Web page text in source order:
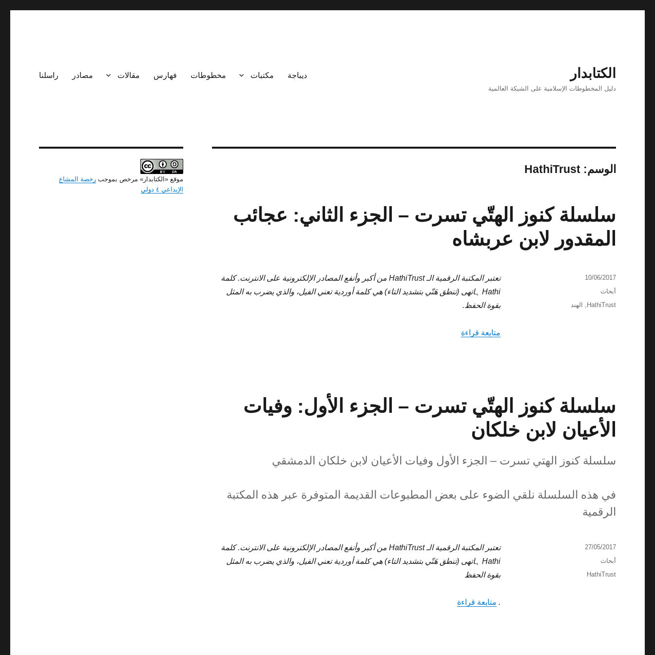
الكتابدار
دليل المخطوطات الإسلامية على الشبكة العالمية
ديباجة مكتبات مخطوطات فهارس مقالات مصادر راسلنا
الوسم:HathiTrust
سلسلة كنوز الهتّي تسرت – الجزء الثاني: عجائب
المقدور لابن عربشاه
تعتبر المكتبة الرقمية الـ HathiTrust من أكبر وأنفع المصادر الإلكترونية على الانترنت. كلمة
Hathi ہاتھی (تنطق هَتّي بتشديد التاء) هي كلمة أوردية تعني الفيل، والذي يضرب به المثل
بقوة الحفظ.
متابعة قراءة“سلسلة كنوز الهتّي تسرت – الجزء الثاني: عجائب المقدور لابن عربشاه”
نُشرت
في
10/06/2017
التصنيفات
أبحاث
الوسوم
HathiTrust
, الهند
سلسلة كنوز الهتّي تسرت – الجزء الأول: وفيات
الأعيان لابن خلكان
سلسلة كنوز الهتي تسرت – الجزء الأول وفيات الأعيان لابن خلكان الدمشقي
في هذه السلسلة نلقي الضوء على بعض المطبوعات القديمة المتوفرة عبر هذه المكتبة
الرقمية
تعتبر المكتبة الرقمية الـ HathiTrust من أكبر وأنفع المصادر الإلكترونية على الانترنت. كلمة
Hathi ہاتھی (تنطق هَتّي بتشديد التاء) هي كلمة أوردية تعني الفيل، والذي يضرب به المثل
بقوة الحفظ
. متابعة قراءة“سلسلة كنوز الهتّي تسرت – الجزء الأول: وفيات الأعيان لابن خلكان”
نُشرت
في
27/05/2017
التصنيفات
أبحاث
الوسوم
HathiTrust
موقع «الكتابدار» مرخص بموجب رخصة المشاع
الإبداعي ٤ دولي